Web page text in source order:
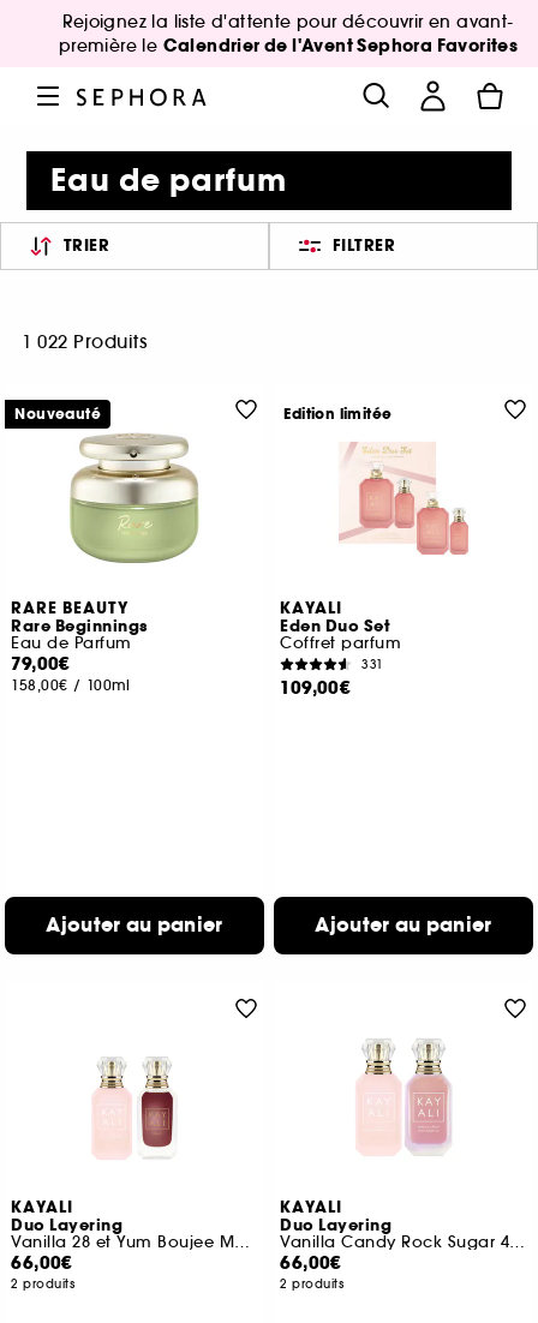
Rejoignez la liste d'attente pour découvrir en avant-
première le Calendrier de l'Avent Sephora Favorites
Eau de parfum
TRIER FILTRER
1 022 Produits
RARE BEAUTY
Rare Beginnings
Eau de Parfum
79,00€
158,00€ / 100ml
Ajouter au panier
Nouveauté
KAYALI
Eden Duo Set
Coffret parfum
331
109,00€
Ajouter au panier
Edition limitée
KAYALI
Duo Layering
Vanilla 28 et Yum Boujee Marshamallow 81
66,00€
2 produits
KAYALI
Duo Layering
Vanilla Candy Rock Sugar 42 et Yum Boujee Marshmallow 81
66,00€
2 produits